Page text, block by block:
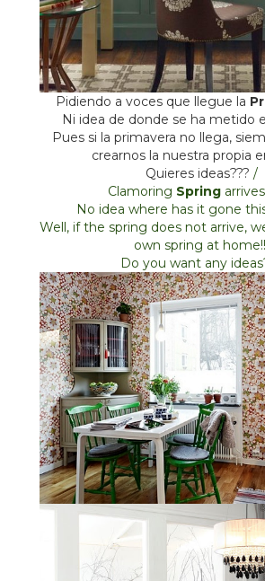
Pidiendo a voces que llegue la
Ni idea de donde se ha metido
Pues si la primavera no llega,
crearnos la nuestra propia
Quieres ideas??? /
Clamoring Spring
No idea where has it gone
Well, if the spring does not arrive,
own spring at
Do you want any